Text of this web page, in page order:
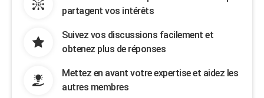
partagent vos intérêts
Suivez vos discussions facilement et
obtenez plus de réponses
Mettez en avant votre expertise et aidez les
autres membres